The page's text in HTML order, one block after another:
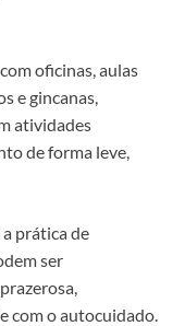
oficinas, aulas
e gincanas,
atividades
de forma leve,
a prática de
ser
com o autocuidado.